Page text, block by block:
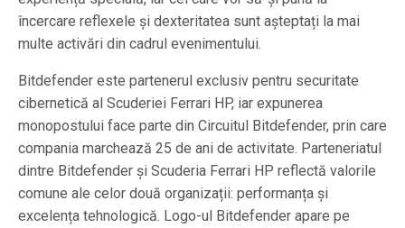
încercare reflexele și dexteritatea sunt așteptați la mai
multe activări din cadrul evenimentului.
Bitdefender este partenerul exclusiv pentru securitate
cibernetică al Scuderiei Ferrari HP, iar expunerea
monopostului face parte din Circuitul Bitdefender, prin care
compania marchează 25 de ani de activitate. Parteneriatul
dintre Bitdefender și Scuderia Ferrari HP reflectă valorile
comune ale celor două organizații: performanța și
excelența tehnologică. Logo-ul Bitdefender apare pe